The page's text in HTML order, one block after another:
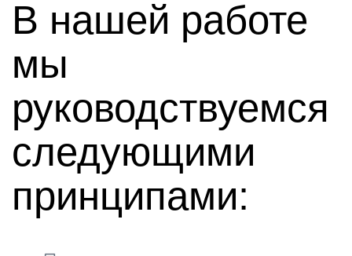
В нашей работе
мы
руководствуемся
следующими
принципами: